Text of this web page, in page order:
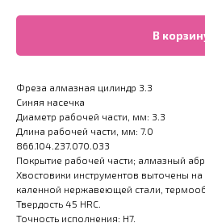
В
Фреза алмазная цилиндр 3.3
Синяя насечка
Диаметр рабочей части, мм: 3.3
Длина рабочей части, мм: 7.0
866.104.237.070.033
Покрытие рабочей части; алмазный
Хвостовики инструментов выточены
каленной нержавеющей стали,
Твердость 45 HRC.
Точность исполнения: H7.